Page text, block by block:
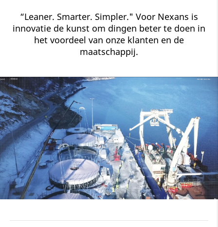
“Leaner. Smarter. Simpler." Voor Nexans is
innovatie de kunst om dingen beter te doen in
het voordeel van onze klanten en de
maatschappij.